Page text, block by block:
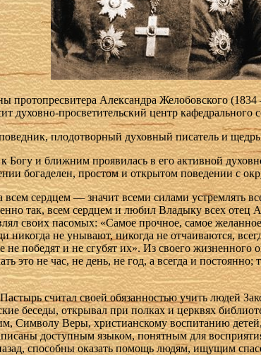
протопресвитера Александра Желобовского
духовно-просветительский центр кафедрального
плодотворный духовный писатель и
и ближним проявилась в его активной
богаделен, простом и открытом поведении с
сердцем — значит всеми силами устремлять
так, всем сердцем и любил Владыку всех
своих пасомых: «Самое прочное, самое желанное
никогда не унывают, никогда не отчаиваются,
победят и не сгубят их». Из своего жизненного
это не час, не день, не год, а всегда и
считал своей обязанностью учить людей
беседы, открывал при полках и церквях
Символу Веры, христианскому воспитанию
доступным языком, понятным для
способны оказать помощь людям, ищущим